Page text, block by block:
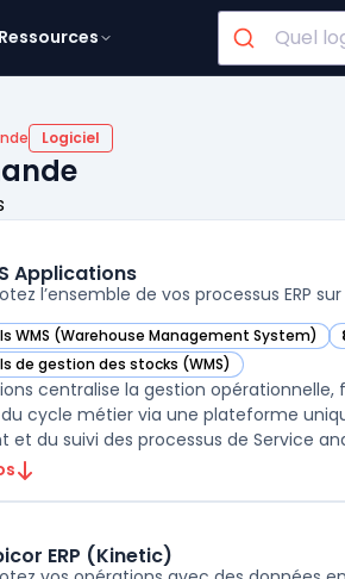
Ressources
Logiciel
Applications
l’ensemble de vos processus ERP
WMS (Warehouse Management System)
dans cette catégorie
de gestion des stocks (WMS)
dans cette catégorie
centralise la gestion
du cycle métier via une plateforme
et du suivi des processus de Service
ERP (Kinetic)